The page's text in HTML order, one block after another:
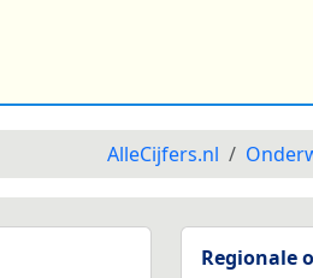
AlleCijfers.nl
Regionale